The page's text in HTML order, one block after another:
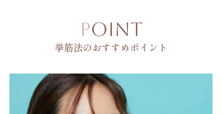
POINT
挙筋法のおすすめポイント